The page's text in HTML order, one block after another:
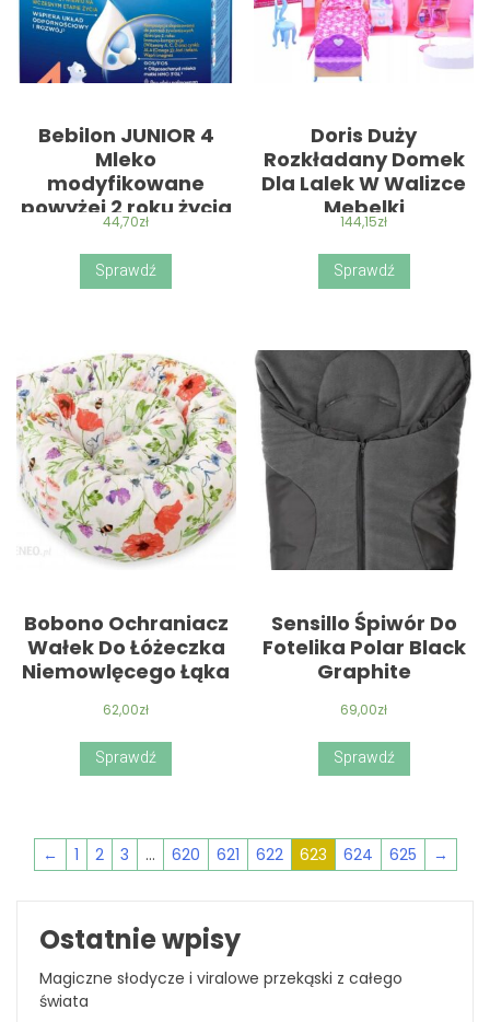
Bebilon JUNIOR 4
Mleko
modyfikowane
powyżej 2 roku życia
800g
44,70zł
Sprawdź
Doris Duży
Rozkładany Domek
Dla Lalek W Walizce
Mebelki
144,15zł
Sprawdź
Bobono Ochraniacz
Wałek Do Łóżeczka
Niemowlęcego Łąka
62,00zł
Sprawdź
Sensillo Śpiwór Do
Fotelika Polar Black
Graphite
69,00zł
Sprawdź
← 1 2 3 … 620 621 622 623 624 625 →
Ostatnie wpisy
Magiczne słodycze i viralowe przekąski z całego
świata